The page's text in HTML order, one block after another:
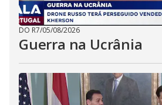
DO R7/05/08/2026
Guerra na Ucrânia